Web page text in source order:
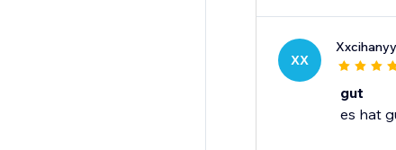
XX
Xxcihanyy
gut
es hat